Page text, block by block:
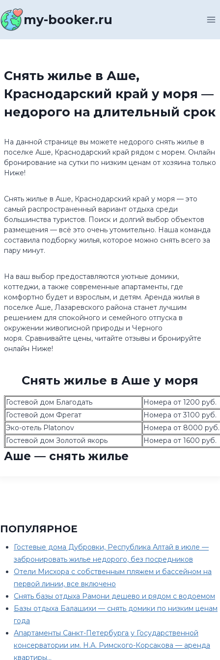
к
содержимомуmy-booker.ru
Снять жилье в Аше,
Краснодарский край у моря —
недорого на длительный срок
На данной странице вы можете недорого снять жилье в
поселке Аше, Краснодарский край рядом с морем. Онлайн
бронирование на сутки по низким ценам от хозяина только
Ниже!
Снять жилье в Аше, Краснодарский край у моря — это
самый распространенный вариант отдыха среди
большинства туристов. Поиск и долгий выбор объектов
размещения — всё это очень утомительно. Наша команда
составила подборку жилья, которое можно снять всего за
пару минут.
На ваш выбор предоставляются уютные домики,
коттеджи, а также современные апартаменты, где
комфортно будет и взрослым, и детям. Аренда жилья в
поселке Аше, Лазаревского района станет лучшим
решением для спокойного и семейного отпуска в
окружении живописной природы и Черного
моря. Сравнивайте цены, читайте отзывы и бронируйте
онлайн Ниже!
Снять жилье в Аше у моря
Гостевой дом Благодать
Номера от 1200 руб.
Гостевой дом Фрегат
Номера от 3100 руб.
Эко-отель Platonov
Номера от 8000
Гостевой дом Золотой якорь
Номера от 1600 руб.
Аше — снять жилье
ПОПУЛЯРНОЕ
Гостевые дома Дубровки, Республика Алтай в июле —
забронировать жилье недорого, без посредников
Отели Мисхора с собственным пляжем и бассейном на
первой линии, все включено
Снять базы отдыха Рамони дешево и рядом с водоемом
Базы отдыха Балашихи — снять домики по низким ценам
года
Апартаменты Санкт-Петербурга у Государственной
консерватории им. Н.А. Римского-Корсакова — аренда
квартиры…